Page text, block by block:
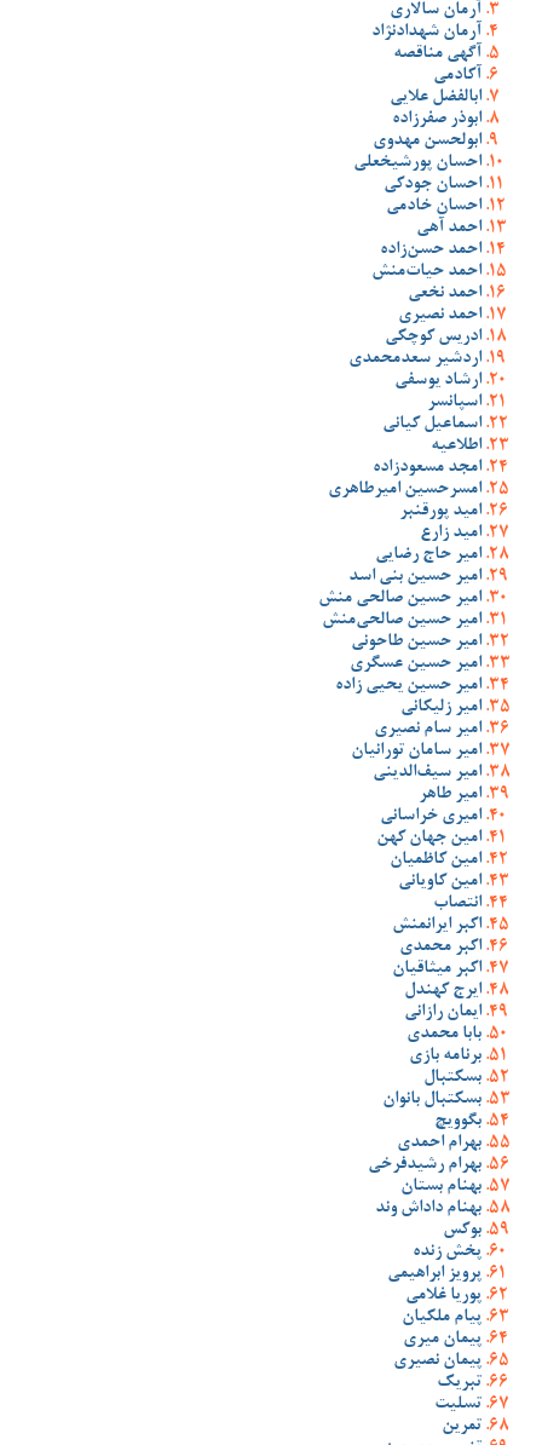
آرمان سالاری
آرمان شهدادنژاد
آگهی مناقصه
آکادمی
ابالفضل علایی
ابوذر صفرزاده
ابولحسن مهدوی
احسان پورشیخعلی
احسان جودکی
احسان خادمی
احمد آهی
احمد حسن‌زاده
احمد حیات‌منش
احمد نخعی
احمد نصیری
ادریس کوچکی
اردشیر سعدمحمدی
ارشاد یوسفی
اسپانسر
اسماعیل کیانی
اطلاعیه
امجد مسعودزاده
امسرحسین امیرطاهری
امید پورقنبر
امید زارع
امیر حاج رضایی
امیر حسین بنی اسد
امیر حسین صالحی منش
امیر حسین صالحی‌منش
امیر حسین طاحونی
امیر حسین عسگری
امیر حسین یحیی زاده
امیر زلیکانی
امیر سام نصیری
امیر سامان تورانیان
امیر سیف‌الدینی
امیر طاهر
امیری خراسانی
امین جهان کهن
امین کاظمیان
امین کاویانی
انتصاب
اکبر ایرانمنش
اکبر محمدی
اکبر میثاقیان
ایرج کهندل
ایمان رازانی
بابا محمدی
برنامه بازی
بسکتبال
بسکتبال بانوان
بگوویچ
بهرام احمدی
بهرام رشیدفرخی
بهنام بستان
بهنام داداش وند
بوکس
پخش زنده
پرویز ابراهیمی
پوریا غلامی
پیام ملکیان
پیمان میری
پیمان نصیری
تبریک
تسلیت
تمرین